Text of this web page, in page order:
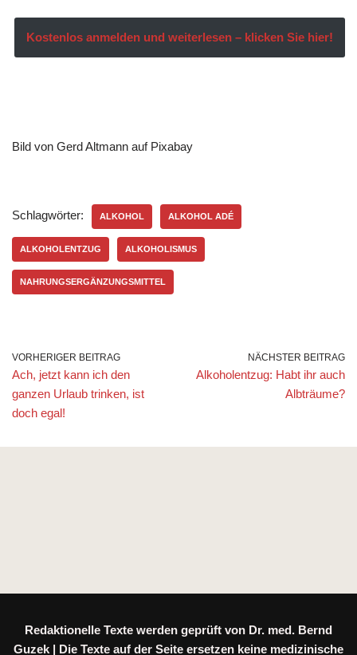
Kostenlos anmelden und weiterlesen – klicken Sie hier!
Bild von Gerd Altmann auf Pixabay
Schlagwörter: ALKOHOL ALKOHOL ADÉ
ALKOHOLENTZUG ALKOHOLISMUS
NAHRUNGSERGÄNZUNGSMITTEL
VORHERIGER BEITRAG
Ach, jetzt kann ich den
ganzen Urlaub trinken, ist
doch egal!
NÄCHSTER BEITRAG
Alkoholentzug: Habt ihr auch
Albträume?
Redaktionelle Texte werden geprüft von Dr. med. Bernd
Guzek | Die Texte auf der Seite ersetzen keine medizinische